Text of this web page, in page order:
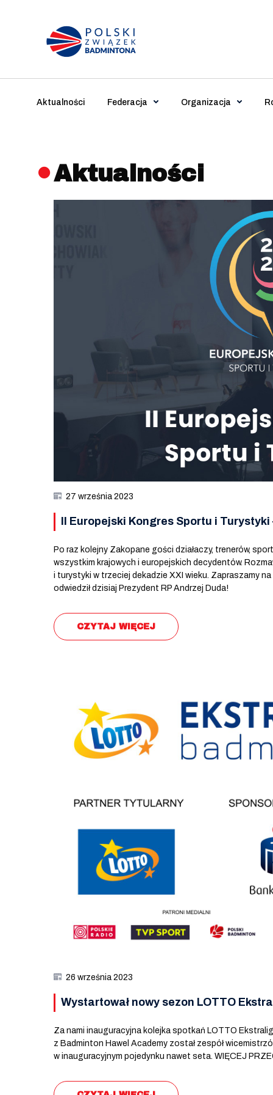
Main Navigation
Aktualności Federacja Organizacja
Aktualności
27 września 2023
II Europejski Kongres Sportu i
Po raz kolejny Zakopane gości działaczy, trenerów,
wszystkim krajowych i europejskich decydentów.
i turystyki w trzeciej dekadzie XXI wieku. Zapraszamy
odwiedził dzisiaj Prezydent RP Andrzej Duda!
CZYTAJ WIĘCEJ
26 września 2023
Wystartował nowy sezon LOTTO
Za nami inauguracyjna kolejka spotkań LOTTO
z Badminton Hawel Academy został zespół
w inauguracyjnym pojedynku nawet seta. WIĘCEJ